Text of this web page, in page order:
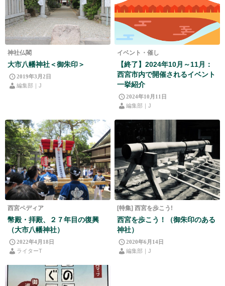
神社仏閣
大市八幡神社＜御朱印＞
2019年3月2日
編集部｜J
イベント・催し
【終了】2024年10月～11月：
西宮市内で開催されるイベント
一挙紹介
2024年10月11日
編集部｜J
西宮ペディア
幣殿・拝殿、２７年目の復興
（大市八幡神社）
2022年4月18日
ライターT
[特集] 西宮を歩こう!
西宮を歩こう！（御朱印のある
神社）
2020年6月14日
編集部｜J